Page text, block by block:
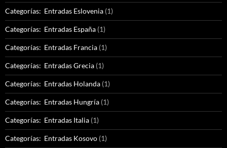
Categorías: Entradas Eslovenia (1)
Categorías: Entradas España (1)
Categorías: Entradas Francia (1)
Categorías: Entradas Grecia (1)
Categorías: Entradas Holanda (1)
Categorías: Entradas Hungría (1)
Categorías: Entradas Italia (1)
Categorías: Entradas Kosovo (1)